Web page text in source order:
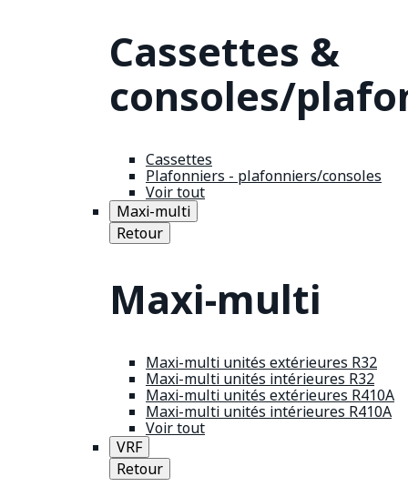
Cassettes &
consoles/
Cassettes
Plafonniers - plafonniers/consoles
Voir tout
Maxi-multi
Retour
Maxi-multi
Maxi-multi unités extérieures R32
Maxi-multi unités intérieures R32
Maxi-multi unités extérieures R410A
Maxi-multi unités intérieures R410A
Voir tout
VRF
Retour